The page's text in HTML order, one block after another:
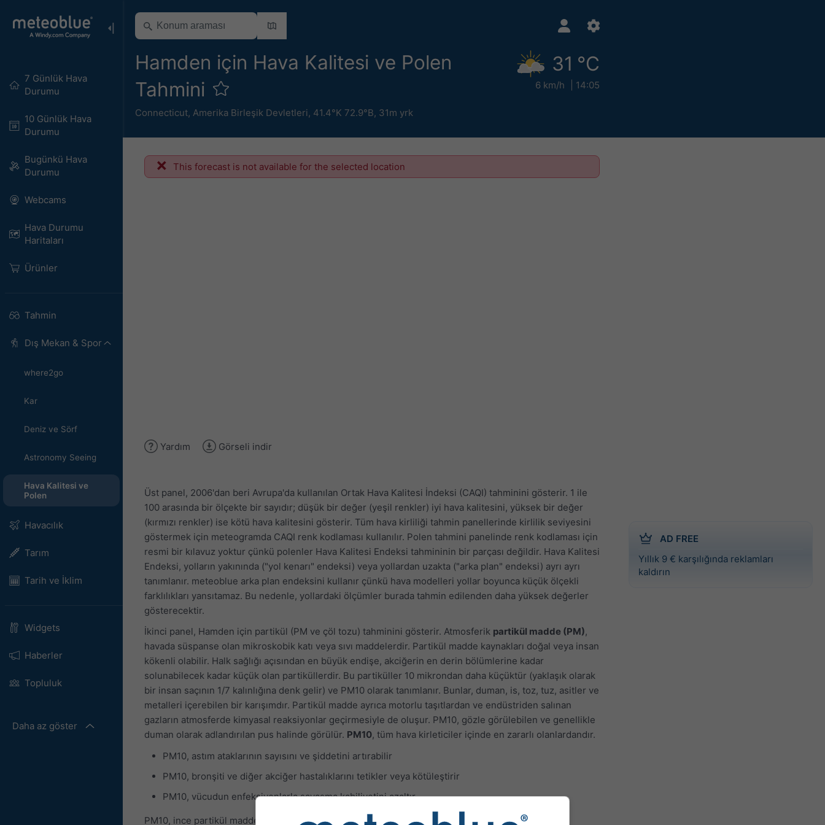
7 Günlük Hava
Durumu
10 Günlük Hava
Durumu
Bugünkü Hava
Durumu
Webcams
Hava Durumu
Haritaları​
Ürünler
Tahmin
Dış Mekan & Spor
where2go
Kar
Deniz ve Sörf
Astronomy Seeing
Hava Kalitesi ve
Polen
Havacılık
Tarım
Tarih ve İklim
Widgets
Haberler
Topluluk
Daha az göster
Hamden için Hava Kalitesi ve Polen
Tahmini
Connecticut, Amerika Birleşik Devletleri, 41.4°K 72.9°B, 31m yrk
31 °C
6 km/h 14:05
AD FREE
Yıllık 9 € karşılığında reklamları
kaldırın
This forecast is not available for the selected location
Yardım Görseli indir
Üst panel, 2006'dan beri Avrupa'da kullanılan Ortak Hava Kalitesi İndeksi (CAQI) tahminini gösterir. 1 ile
100 arasında bir ölçekte bir sayıdır; düşük bir değer (yeşil renkler) iyi hava kalitesini, yüksek bir değer
(kırmızı renkler) ise kötü hava kalitesini gösterir. Tüm hava kirliliği tahmin panellerinde kirlilik seviyesini
göstermek için meteogramda CAQI renk kodlaması kullanılır. Polen tahmini panelinde renk kodlaması için
resmi bir kılavuz yoktur çünkü polenler Hava Kalitesi Endeksi tahmininin bir parçası değildir. Hava Kalitesi
Endeksi, yolların yakınında ("yol kenarı" endeksi) veya yollardan uzakta ("arka plan" endeksi) ayrı ayrı
tanımlanır. meteoblue arka plan endeksini kullanır çünkü hava modelleri yollar boyunca küçük ölçekli
farklılıkları yansıtamaz. Bu nedenle, yollardaki ölçümler burada tahmin edilenden daha yüksek değerler
gösterecektir.
İkinci panel, Hamden için partikül (PM ve çöl tozu) tahminini gösterir. Atmosferik partikül madde (PM),
havada süspanse olan mikroskobik katı veya sıvı maddelerdir. Partikül madde kaynakları doğal veya insan
kökenli olabilir. Halk sağlığı açısından en büyük endişe, akciğerin en derin bölümlerine kadar
solunabilecek kadar küçük olan partiküllerdir. Bu partiküller 10 mikrondan daha küçüktür (yaklaşık olarak
bir insan saçının 1/7 kalınlığına denk gelir) ve PM10 olarak tanımlanır. Bunlar, duman, is, toz, tuz, asitler ve
metalleri içerebilen bir karışımdır. Partikül madde ayrıca motorlu taşıtlardan ve endüstriden salınan
gazların atmosferde kimyasal reaksiyonlar geçirmesiyle de oluşur. PM10, gözle görülebilen ve genellikle
duman olarak adlandırılan pus halinde görülür. PM10, tüm hava kirleticiler içinde en zararlı olanlardandır.
PM10, astım ataklarının sayısını ve şiddetini artırabilir
PM10, bronşiti ve diğer akciğer hastalıklarını tetikler veya kötüleştirir
PM10, vücudun enfeksiyonlarla savaşma kabiliyetini azaltır
PM10, ince partikül madde olan ve çapı 2,5 μm veya daha az olan PM2.5'i de içerir. Partikül hava